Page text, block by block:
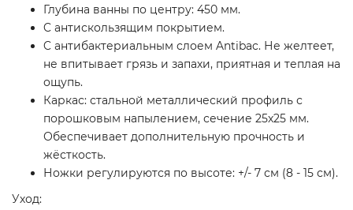
Глубина ванны по центру: 450 мм.
C антискользящим покрытием.
C антибактериальным слоем Antibac. Не желтеет,
не впитывает грязь и запахи, приятная и теплая на
ощупь.
Каркас: стальной металлический профиль с
порошковым напылением, сечение 25х25 мм.
Обеспечивает дополнительную прочность и
жёсткость.
Ножки регулируются по высоте: +/- 7 см (8 - 15 см).
Уход: